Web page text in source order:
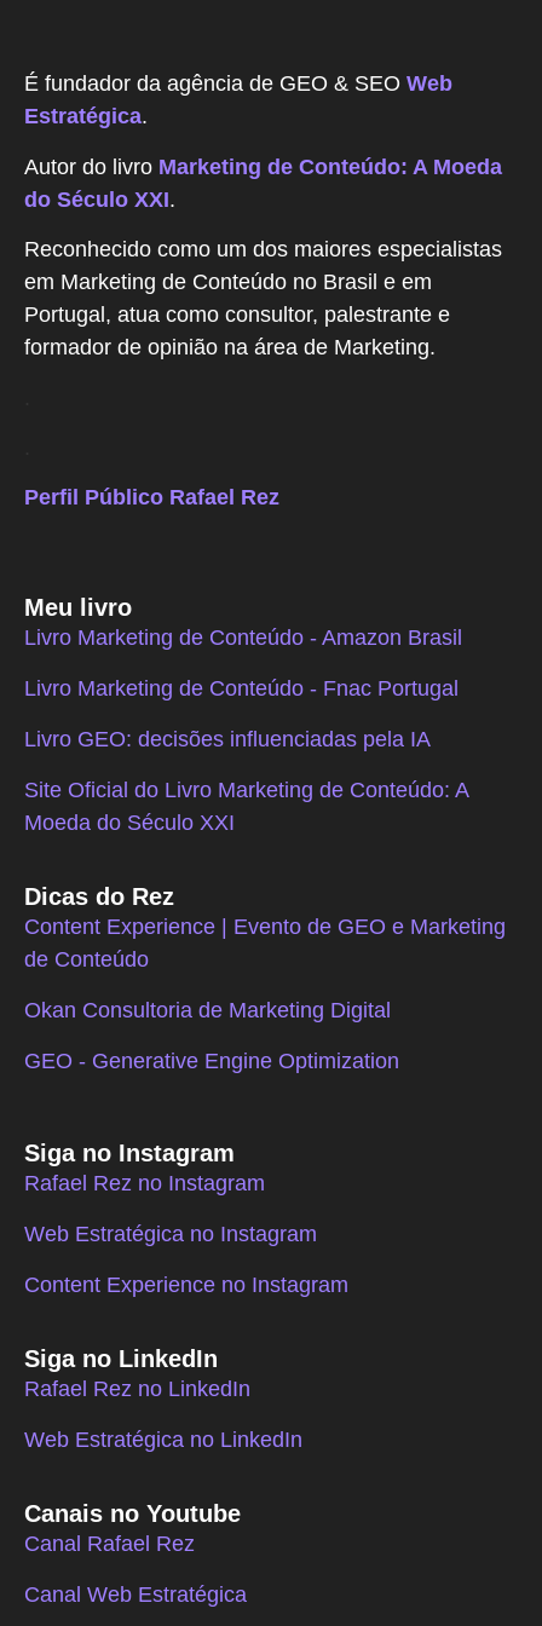
É fundador da agência de GEO & SEO Web
Estratégica.
Autor do livro Marketing de Conteúdo: A Moeda
do Século XXI.
Reconhecido como um dos maiores especialistas
em Marketing de Conteúdo no Brasil e em
Portugal, atua como consultor, palestrante e
formador de opinião na área de Marketing.
Perfil Público Rafael Rez
Meu livro
Livro Marketing de Conteúdo - Amazon Brasil
Livro Marketing de Conteúdo - Fnac Portugal
Livro GEO: decisões influenciadas pela IA
Site Oficial do Livro Marketing de Conteúdo: A
Moeda do Século XXI
Dicas do Rez
Content Experience | Evento de GEO e Marketing
de Conteúdo
Okan Consultoria de Marketing Digital
GEO - Generative Engine Optimization
Siga no Instagram
Rafael Rez no Instagram
Web Estratégica no Instagram
Content Experience no Instagram
Siga no LinkedIn
Rafael Rez no LinkedIn
Web Estratégica no LinkedIn
Canais no Youtube
Canal Rafael Rez
Canal Web Estratégica